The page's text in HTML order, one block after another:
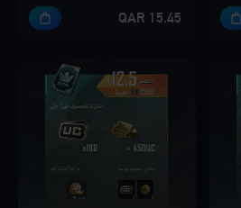
Loading...
15.45 QAR